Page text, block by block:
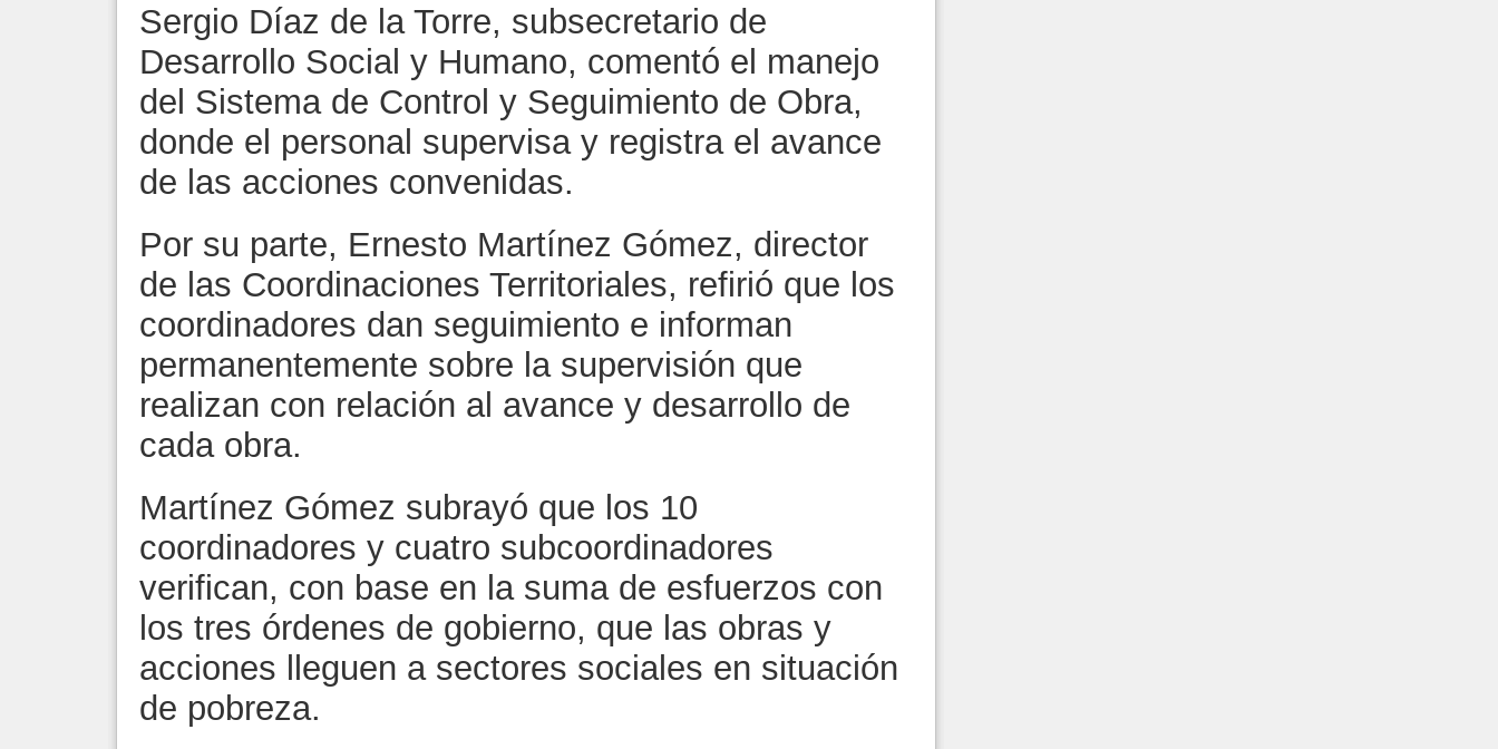
Sergio Díaz de la Torre, subsecretario de
Desarrollo Social y Humano, comentó el manejo
del Sistema de Control y Seguimiento de Obra,
donde el personal supervisa y registra el avance
de las acciones convenidas.
Por su parte, Ernesto Martínez Gómez, director
de las Coordinaciones Territoriales, refirió que los
coordinadores dan seguimiento e informan
permanentemente sobre la supervisión que
realizan con relación al avance y desarrollo de
cada obra.
Martínez Gómez subrayó que los 10
coordinadores y cuatro subcoordinadores
verifican, con base en la suma de esfuerzos con
los tres órdenes de gobierno, que las obras y
acciones lleguen a sectores sociales en situación
de pobreza.